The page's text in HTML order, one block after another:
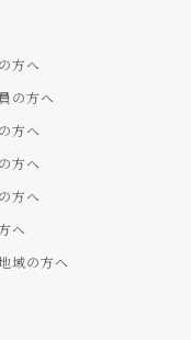
方へ
の方へ
方へ
方へ
方へ
へ
域の方へ